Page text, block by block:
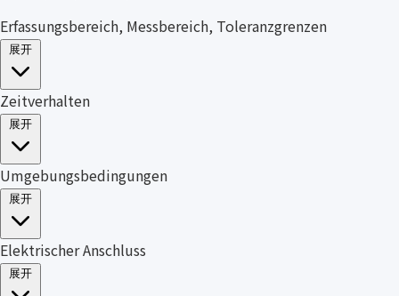
Erfassungsbereich, Messbereich, Toleranzgrenzen
Zeitverhalten
Umgebungsbedingungen
Elektrischer Anschluss